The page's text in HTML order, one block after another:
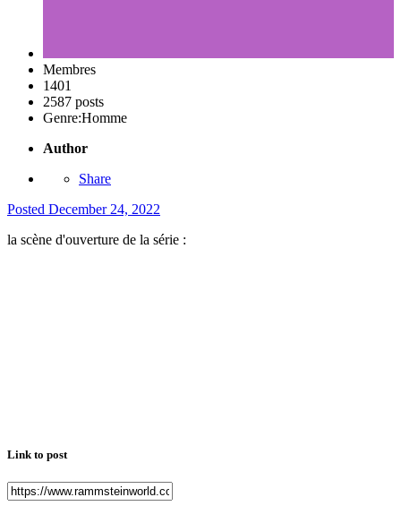
Membres
1401
2587 posts
Genre:Homme
Author
Share
Posted December 24, 2022
la scène d'ouverture de la série :
Link to post